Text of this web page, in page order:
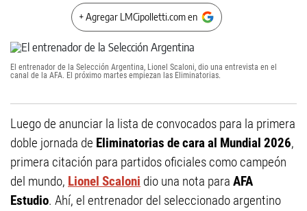
+ Agregar LMCipolletti.com en
El entrenador de la Selección Argentina, Lionel Scaloni, dio una entrevista en el
canal de la AFA. El próximo martes empiezan las Eliminatorias.
Luego de anunciar la lista de convocados para la primera
doble jornada de Eliminatorias de cara al Mundial 2026,
primera citación para partidos oficiales como campeón
del mundo, Lionel Scaloni dio una nota para AFA
Estudio. Ahí, el entrenador del seleccionado argentino